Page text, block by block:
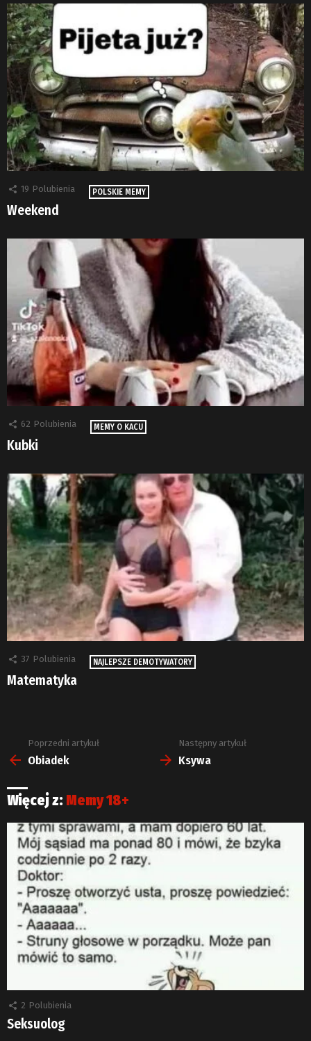
19 Polubienia POLSKIE MEMY
Weekend
62 Polubienia MEMY O KACU
Kubki
37 Polubienia NAJLEPSZE DEMOTYWATORY
Matematyka
Zobacz
więcej
Poprzedni artykuł
Obiadek
Następny artykuł
Ksywa
Więcej z: Memy 18+
2 Polubienia
Seksuolog